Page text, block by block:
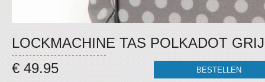
LOCKMACHINE TAS POLKADOT
€ 49.95